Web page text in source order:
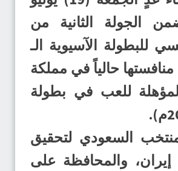
الجولة الثانية من
للبطولة الآسيوية الـ
منافستها حالياً في مملكة
للعب في بطولة
السعودي لتحقيق
إيران، والمحافظة على